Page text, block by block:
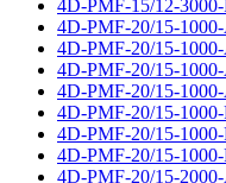
4D-PMF-15/12-3000-
4D-PMF-20/15-
4D-PMF-20/15-
4D-PMF-20/15-
4D-PMF-20/15-
4D-PMF-20/15-
4D-PMF-20/15-
4D-PMF-20/15-1000-
4D-PMF-20/15-